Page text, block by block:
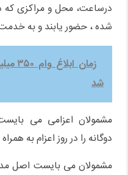
درساعت، محل و مراکزی که
شده ، حضور یابند و به
زمان
شد
مشمولان اعزامی می
دوگانه را در روز اعزام به
مشمولان می بایست اصل